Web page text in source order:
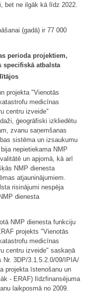
bet ne ilgāk kā līdz 2022.
(gadā) ir 77 000
perioda projektiem,
atbalsta
projekta "Vienotās
medicīnas
centru izveide"
ģeogrāfiski izkliedētu
zvanu saņemšanas
sistēma un izsaukumu
nepietiekama NMP
un apjomā, kā arī
NMP dienesta
atjauninājumiem.
risinājumi nespēja
dienesta
NMP dienesta funkciju
projekts "Vienotās
medicīnas
centru izveide" saskaņā
Nr. 3DP/3.1.5.2.0/09/IPIA/
projekta īstenošanu un
- ERAF) līdzfinansējuma
laikposmā no 2009.